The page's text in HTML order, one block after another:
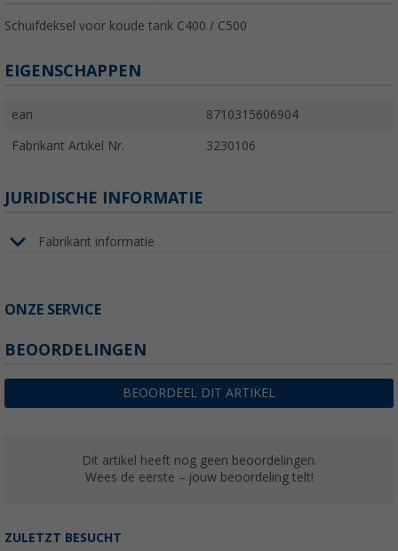
Schuifdeksel voor koude tank C400 / C500
EIGENSCHAPPEN
ean 8710315606904
Fabrikant Artikel Nr. 3230106
JURIDISCHE INFORMATIE
Fabrikant informatie
ONZE SERVICE
BEOORDELINGEN
BEOORDEEL DIT ARTIKEL
Dit artikel heeft nog geen beoordelingen.
Wees de eerste – jouw beoordeling telt!
ZULETZT BESUCHT